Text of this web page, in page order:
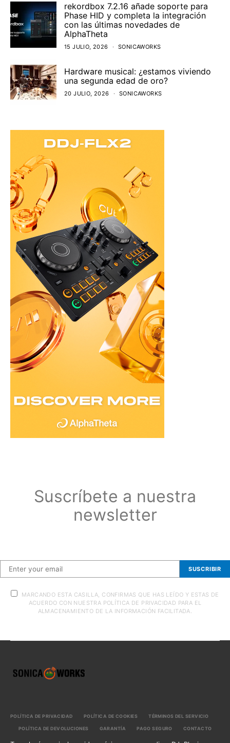
rekordbox 7.2.16 añade soporte para
Phase HID y completa la integración
con las últimas novedades de
AlphaTheta
15 JULIO, 2026 SONICAWORKS
Hardware musical: ¿estamos viviendo
una segunda edad de oro?
20 JULIO, 2026 SONICAWORKS
Suscríbete a nuestra
newsletter
SUSCRIBIR
MARCANDO ESTA CASILLA, CONFIRMAS QUE HAS LEÍDO Y ESTAS DE
ACUERDO CON NUESTRA POLÍTICA DE PRIVACIDAD PARA EL
ALMACENAMIENTO DE LA INFORMACIÓN FACILITADA.
POLÍTICA DE PRIVACIDAD POLÍTICA DE COOKIES TÉRMINOS DEL SERVICIO
POLÍTICA DE DEVOLUCIONES GARANTÍA PAGO SEGURO CONTACTO